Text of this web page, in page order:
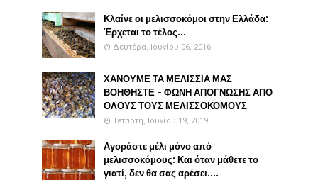
Κλαίνε οι μελισσοκόμοι στην Ελλάδα:
Έρχεται το τέλος...
Δευτέρα, Ιουνίου 06, 2016
ΧΑΝΟΥΜΕ ΤΑ ΜΕΛΙΣΣΙΑ ΜΑΣ
ΒΟΗΘΗΣΤΕ - ΦΩΝΗ ΑΠΟΓΝΩΣΗΣ ΑΠΟ
ΟΛΟΥΣ ΤΟΥΣ ΜΕΛΙΣΣΟΚΟΜΟΥΣ
Τετάρτη, Ιουνίου 19, 2019
Αγοράστε μέλι μόνο από
μελισσοκόμους: Και όταν μάθετε το
γιατί, δεν θα σας αρέσει....